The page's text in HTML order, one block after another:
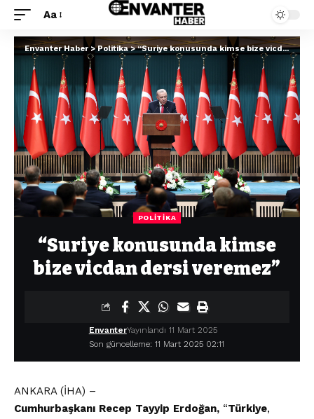
Aa
Envanter Haber>Politika>“Suriye konusunda kimse bize vicdan dersi veremez”
POLITIKA
“Suriye konusunda kimse
bize vicdan dersi veremez”
Son güncelleme: 11 Mart 2025 02:11
EnvanterYayınlandı 11 Mart 2025
ANKARA (İHA) –
Cumhurbaşkanı Recep Tayyip Erdoğan, “Türkiye,